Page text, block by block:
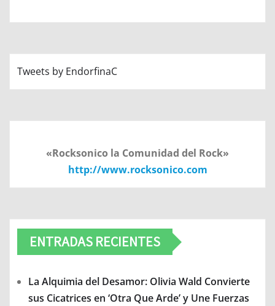
Tweets by EndorfinaC
«Rocksonico la Comunidad del Rock»
http://www.rocksonico.com
ENTRADAS RECIENTES
La Alquimia del Desamor: Olivia Wald Convierte
sus Cicatrices en ‘Otra Que Arde’ y Une Fuerzas